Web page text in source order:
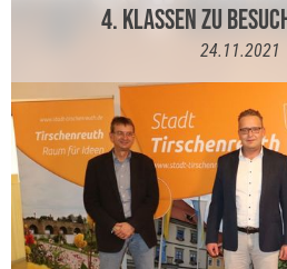
4. KLASSEN ZU
24.11.2021